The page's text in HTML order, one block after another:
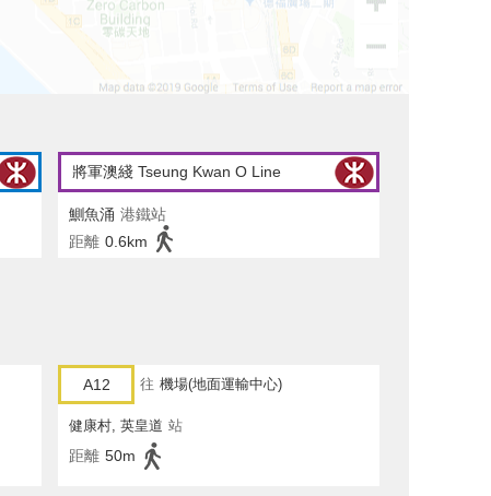
將軍澳綫 Tseung Kwan O Line
鰂魚涌 港鐵站
距離 0.6km
A12 往 機場(地面運輸中心)
健康村, 英皇道 站
距離 50m